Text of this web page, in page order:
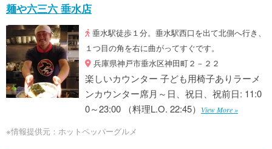
麺や六三六 垂水店
垂水駅徒歩１分。垂水駅西口を出て北側へ行き、
１つ目の角を右に曲がってすぐです。
兵庫県神戸市垂水区神田町２－２２
楽しいカウンター 子ども用椅子ありラーメ
ンカウンター席月～日、祝日、祝前日: 11:0
0～23:00 （料理L.O. 22:45）
View More »
※情報提供元：ホットペッパーグルメ